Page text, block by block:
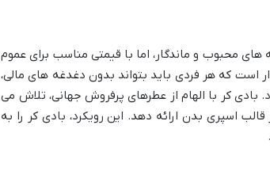
محبوب و ماندگار، اما با قیمتی مناسب برای عموم
است که هر فردی باید بتواند بدون دغدغه های مالی،
کر با الهام از عطرهای پرفروش جهانی، تلاش می
اسپری بدن ارائه دهد. این رویکرد، بادی کر را به